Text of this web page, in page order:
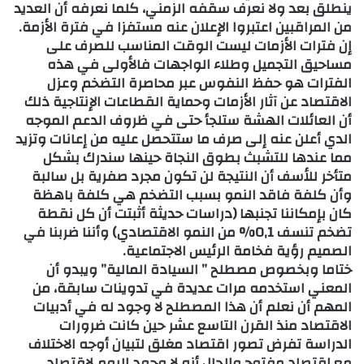
ينطلق بعد ولا نعرف سقفه الزمني، كلما نعرفه أن العديد
من المراقبين اعتبروا الإعلان عنه مستفزا في فترة الأزمة.
إن فترات الأزمات ليست الوقت المناسب للصرف على
مساحيق التجميل وطلاء الواجهات فالأولى في هذه
الفترات هو حفظ النفوس عبر محاصرة التضخم وعزل
الاقتصاد عن آثار الأزمات وحماية القطاعات الإنتاجية ذلك
أن العائلات الهشة ستلجأ حتى في ظروف الدعم الموجه
الدي أعلن عنه إلى صرف ما ستتحصل عليه من إعانات وتزيد
مما عندها للتشبث بطوق النجاة حينها سندرك بشكل
متأخر للأسف أن النتيجة لن تكون مجرد صفرية بل سالبة
وأن كلفة فاقد النمو بسبب التضخم هي كلفة باهظة
كان بإمكاننا تجنبها (دراسات حديثة أثبتت أن كل نقطة
تضخم تنسف 0,1% من النمو الاقتصادي) وأننا ضربنا في
الصميم رؤية فخامة الرئيس الاجتماعية.
ختاما وبخصوص مصطلح ” السيادة المالية” ويبدو أن
المعني استخدمه مرات عديدة في تدوينات سابقة، من
المهم أن نعلم أن هذا المصطلح لا وجود له في أدبيات
الاقتصاد منذ القرن التاسع عشر حين كانت ضرورات
الدراسة تفرض تصور اقتصاد مغلق لتبيان أوجه الاختلاف